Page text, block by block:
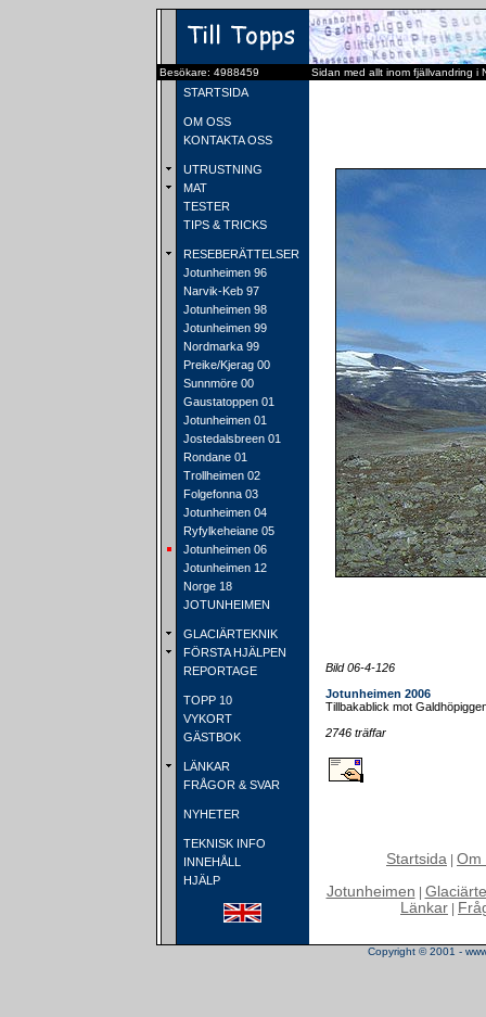
Besökare: 4988459 Sidan med allt inom fjällvandring i
STARTSIDA
OM OSS
KONTAKTA OSS
UTRUSTNING
MAT
TESTER
TIPS & TRICKS
RESEBERÄTTELSER
Jotunheimen 96
Narvik-Keb 97
Jotunheimen 98
Jotunheimen 99
Nordmarka 99
Preike/Kjerag 00
Sunnmöre 00
Gaustatoppen 01
Jotunheimen 01
Jostedalsbreen 01
Rondane 01
Trollheimen 02
Folgefonna 03
Jotunheimen 04
Ryfylkeheiane 05
Jotunheimen 06
Jotunheimen 12
Norge 18
JOTUNHEIMEN
GLACIÄRTEKNIK
FÖRSTA HJÄLPEN
REPORTAGE
TOPP 10
VYKORT
GÄSTBOK
LÄNKAR
FRÅGOR & SVAR
NYHETER
TEKNISK INFO
INNEHÅLL
HJÄLP
Bild 06-4-126
Jotunheimen 2006
Tillbakablick mot
2746 träffar
Startsida Om
Jotunheimen
Länkar
Copyright © 2001 -